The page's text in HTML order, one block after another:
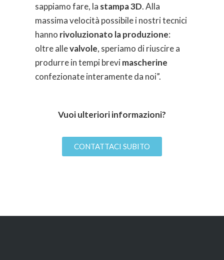
sappiamo fare, la stampa 3D. Alla
massima velocità possibile i nostri tecnici
hanno rivoluzionato la produzione:
oltre allevalvole, speriamo di riuscire a
produrre in tempi brevimascherine
confezionate interamente da noi”.
Vuoi ulteriori informazioni?
CONTATTACI SUBITO